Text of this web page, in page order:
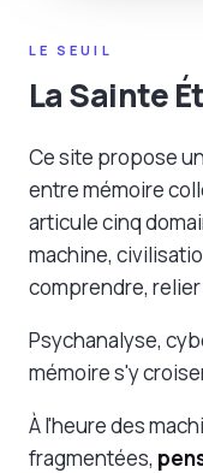
LE SEUIL
La Sainte
Ce site propose
entre mémoire
articule cinq
machine,
comprendre,
Psychanalyse,
mémoire s'y
À l'heure des
fragmentées,